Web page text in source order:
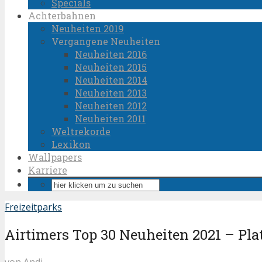
Specials
Achterbahnen
Neuheiten 2019
Vergangene Neuheiten
Neuheiten 2016
Neuheiten 2015
Neuheiten 2014
Neuheiten 2013
Neuheiten 2012
Neuheiten 2011
Weltrekorde
Lexikon
Wallpapers
Karriere
Freizeitparks
Airtimers Top 30 Neuheiten 2021 –